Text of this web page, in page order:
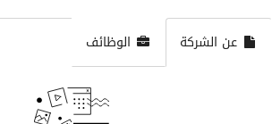
عن الشركة الوظائف